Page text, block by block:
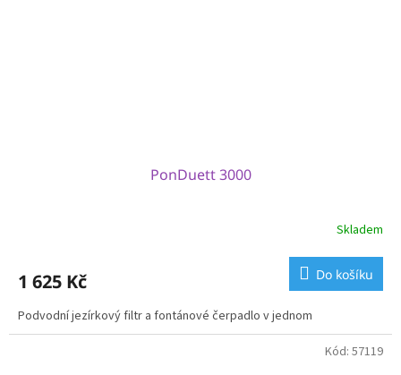
PonDuett 3000
Skladem
1 625 Kč Do košíku
Podvodní jezírkový filtr a fontánové čerpadlo v jednom
Kód: 57119